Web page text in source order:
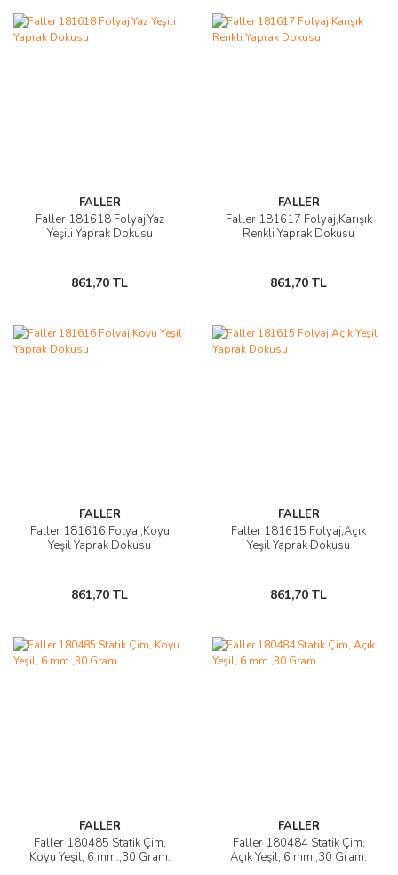
FALLER
Faller 181618 Folyaj,Yaz
Yeşili Yaprak Dokusu
861,70 TL
FALLER
Faller 181617 Folyaj,Karışık
Renkli Yaprak Dokusu
861,70 TL
FALLER
Faller 181616 Folyaj,Koyu
Yeşil Yaprak Dokusu
861,70 TL
FALLER
Faller 181615 Folyaj,Açık
Yeşil Yaprak Dokusu
861,70 TL
FALLER
Faller 180485 Statik Çim,
Koyu Yeşil, 6 mm.,30 Gram.
FALLER
Faller 180484 Statik Çim,
Açık Yeşil, 6 mm.,30 Gram.